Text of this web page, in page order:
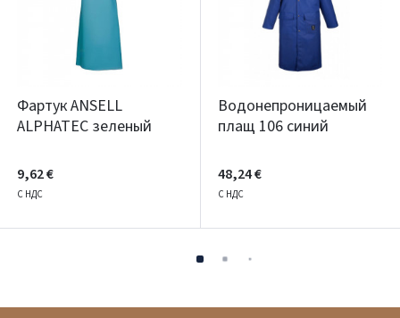
Фартук ANSELL
ALPHATEC зеленый
9,62 €
С НДС
Водонепроницаемый
плащ 106 синий
48,24 €
С НДС